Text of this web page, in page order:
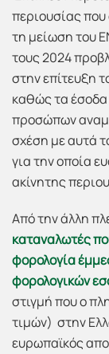
περιουσίας
τη μείωση του
τους 2024
στην επίτευξη
καθώς τα
προσώπων
σχέση με αυτά
για την οποία
ακίνητης
Από την άλλη
καταναλωτές
φορολογία
φορολογικών
στιγμή που ο
τιμών) στην
ευρωπαϊκός